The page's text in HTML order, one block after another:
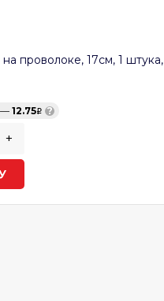
проволоке, 17см, 1
— 12.75 ?
+